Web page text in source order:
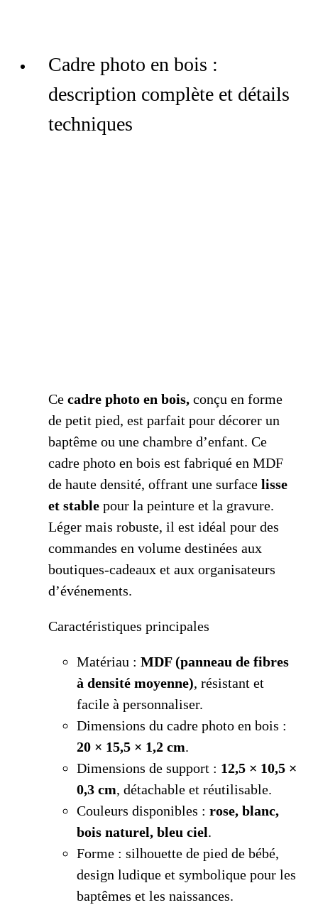
Cadre photo en bois :
description complète et détails
techniques
Ce cadre photo en bois, conçu en forme
de petit pied, est parfait pour décorer un
baptême ou une chambre d’enfant. Ce
cadre photo en bois est fabriqué en MDF
de haute densité, offrant une surface lisse
et stable pour la peinture et la gravure.
Léger mais robuste, il est idéal pour des
commandes en volume destinées aux
boutiques-cadeaux et aux organisateurs
d’événements.
Caractéristiques principales
Matériau : MDF (panneau de fibres
à densité moyenne), résistant et
facile à personnaliser.
Dimensions du cadre photo en bois :
20 × 15,5 × 1,2 cm.
Dimensions de support : 12,5 × 10,5 ×
0,3 cm, détachable et réutilisable.
Couleurs disponibles : rose, blanc,
bois naturel, bleu ciel.
Forme : silhouette de pied de bébé,
design ludique et symbolique pour les
baptêmes et les naissances.